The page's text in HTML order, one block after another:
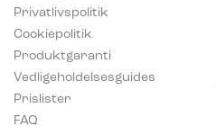
Privatlivspolitik
Cookiepolitik
Produktgaranti
Vedligeholdelsesguides
Prislister
FAQ